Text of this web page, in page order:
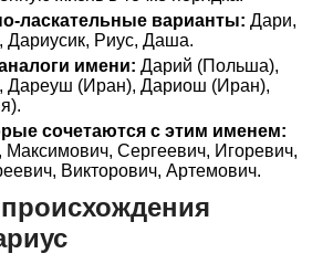
ласкательные варианты: Дари,
Риус, Даша.
имени: Дарий (Польша),
Дареуш (Иран), Дариош (Иран),
сочетаются с этим именем:
Максимович, Сергеевич, Игоревич,
Викторович, Артемович.